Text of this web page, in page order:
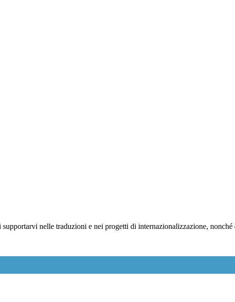
supportarvi nelle traduzioni e nei progetti di internazionalizzazione,